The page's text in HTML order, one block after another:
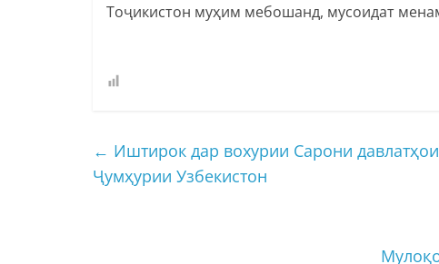
Тоҷикистон муҳим мебошанд, мусоидат
← Иштирок дар вохурии Сарони
Ҷумҳурии Узбекистон